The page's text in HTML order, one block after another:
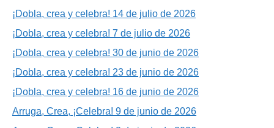
¡Dobla, crea y celebra! 14 de julio de 2026
¡Dobla, crea y celebra! 7 de julio de 2026
¡Dobla, crea y celebra! 30 de junio de 2026
¡Dobla, crea y celebra! 23 de junio de 2026
¡Dobla, crea y celebra! 16 de junio de 2026
Arruga, Crea, ¡Celebra! 9 de junio de 2026